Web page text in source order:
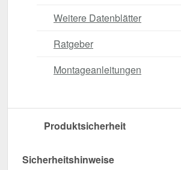
Weitere Datenblätter
Ratgeber
Montageanleitungen
Produktsicherheit
Sicherheitshinweise